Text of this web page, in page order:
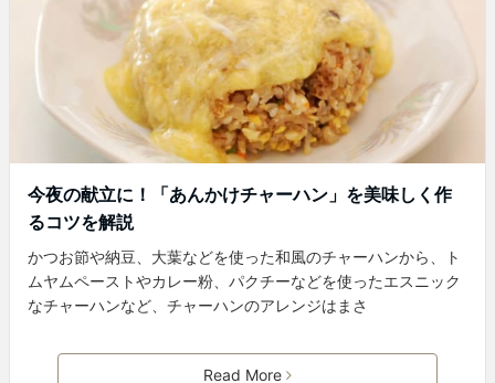
今夜の献立に！「あんかけチャーハン」を美味しく作
るコツを解説
かつお節や納豆、大葉などを使った和風のチャーハンから、ト
ムヤムペーストやカレー粉、パクチーなどを使ったエスニック
なチャーハンなど、チャーハンのアレンジはまさ
Read More